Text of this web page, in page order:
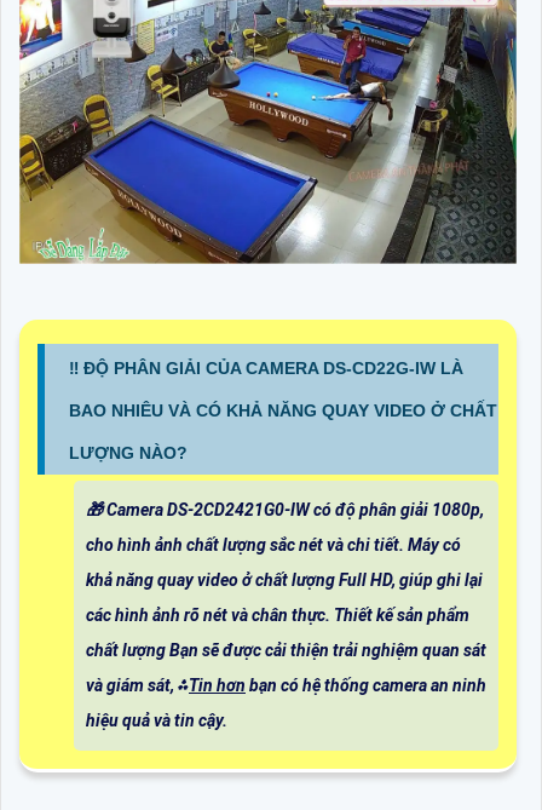
‼️ ĐỘ PHÂN GIẢI CỦA CAMERA DS-CD22G-IW LÀ
BAO NHIÊU VÀ CÓ KHẢ NĂNG QUAY VIDEO Ở CHẤT
LƯỢNG NÀO?
🎁 Camera DS-2CD2421G0-IW có độ phân giải 1080p,
cho hình ảnh chất lượng sắc nét và chi tiết. Máy có
khả năng quay video ở chất lượng Full HD, giúp ghi lại
các hình ảnh rõ nét và chân thực. Thiết kế sản phẩm
chất lượng Bạn sẽ được cải thiện trải nghiệm quan sát
và giám sát, ⁂Tin hơn bạn có hệ thống camera an ninh
hiệu quả và tin cậy.